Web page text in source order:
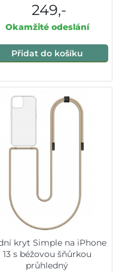
249,-
Okamžité odeslání
Přidat do košíku
kryt Simple na iPhone
13 s béžovou šňůrkou
průhledný